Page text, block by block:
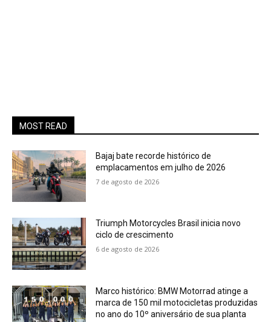
MOST READ
Bajaj bate recorde histórico de
emplacamentos em julho de 2026
7 de agosto de 2026
Triumph Motorcycles Brasil inicia novo
ciclo de crescimento
6 de agosto de 2026
Marco histórico: BMW Motorrad atinge a
marca de 150 mil motocicletas produzidas
no ano do 10º aniversário de sua planta